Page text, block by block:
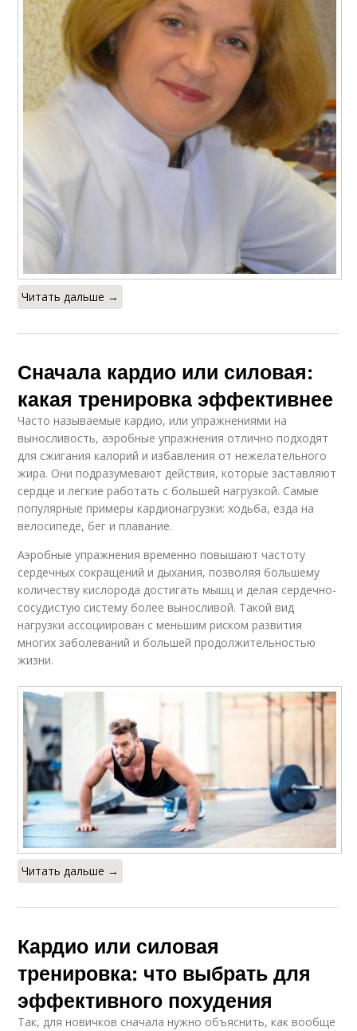
Читать дальше →
Сначала кардио или силовая:
какая тренировка эффективнее
Часто называемые кардио, или упражнениями на
выносливость, аэробные упражнения отлично подходят
для сжигания калорий и избавления от нежелательного
жира. Они подразумевают действия, которые заставляют
сердце и легкие работать с большей нагрузкой. Самые
популярные примеры кардионагрузки: ходьба, езда на
велосипеде, бег и плавание.
Аэробные упражнения временно повышают частоту
сердечных сокращений и дыхания, позволяя большему
количеству кислорода достигать мышц и делая сердечно-
сосудистую систему более выносливой. Такой вид
нагрузки ассоциирован с меньшим риском развития
многих заболеваний и большей продолжительностью
жизни.
Читать дальше →
Кардио или силовая
тренировка: что выбрать для
эффективного похудения
Так, для новичков сначала нужно объяснить, как вообще